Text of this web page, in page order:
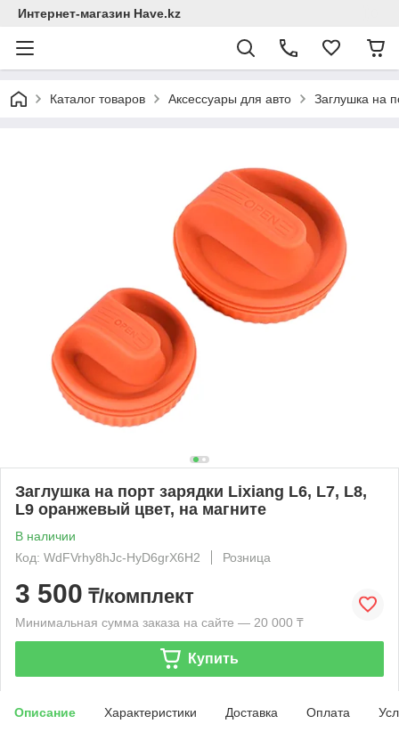
Интернет-магазин Have.kz
Каталог товаров Аксессуары для авто Заглушка на
Заглушка на порт зарядки Lixiang L6, L7, L8,
L9 оранжевый цвет, на магните
В наличии
Код: WdFVrhy8hJc-HyD6grX6H2
Розница
3 500 ₸/комплект
Минимальная сумма заказа на сайте — 20 000 ₸
Купить
Описание Характеристики Доставка Оплата